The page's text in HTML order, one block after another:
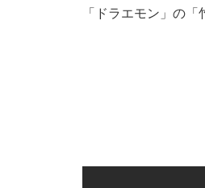
「ドラエモン」の
－